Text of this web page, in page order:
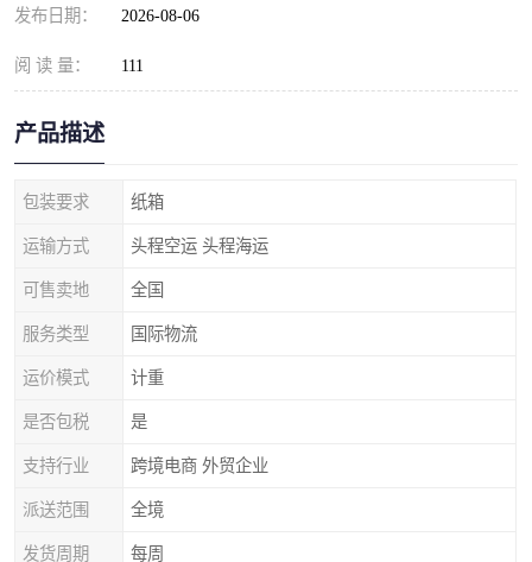
发布日期： 2026-08-06
阅 读 量： 111
产品描述
包装要求 纸箱
运输方式 头程空运 头程海运
可售卖地 全国
服务类型 国际物流
运价模式 计重
是否包税 是
支持行业 跨境电商 外贸企业
派送范围 全境
发货周期 每周